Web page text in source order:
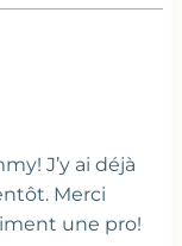
J’y ai déjà
Merci
une pro!